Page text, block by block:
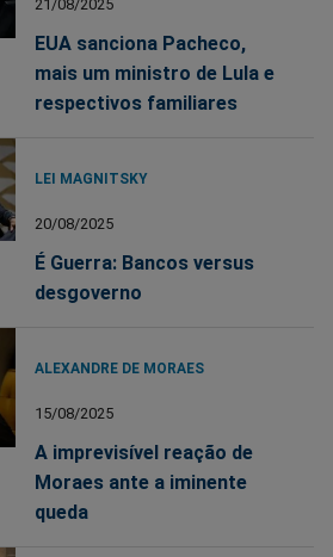
21/08/2025
EUA sanciona Pacheco,
mais um ministro de Lula e
respectivos familiares
LEI MAGNITSKY
20/08/2025
É Guerra: Bancos versus
desgoverno
ALEXANDRE DE MORAES
15/08/2025
A imprevisível reação de
Moraes ante a iminente
queda